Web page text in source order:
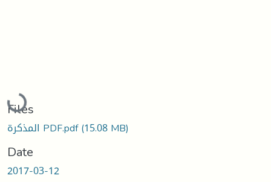
Loading...
Files
المذكرة PDF.pdf(15.08 MB)
Date
2017-03-12